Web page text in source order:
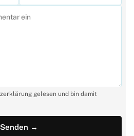
gelesen und bin damit